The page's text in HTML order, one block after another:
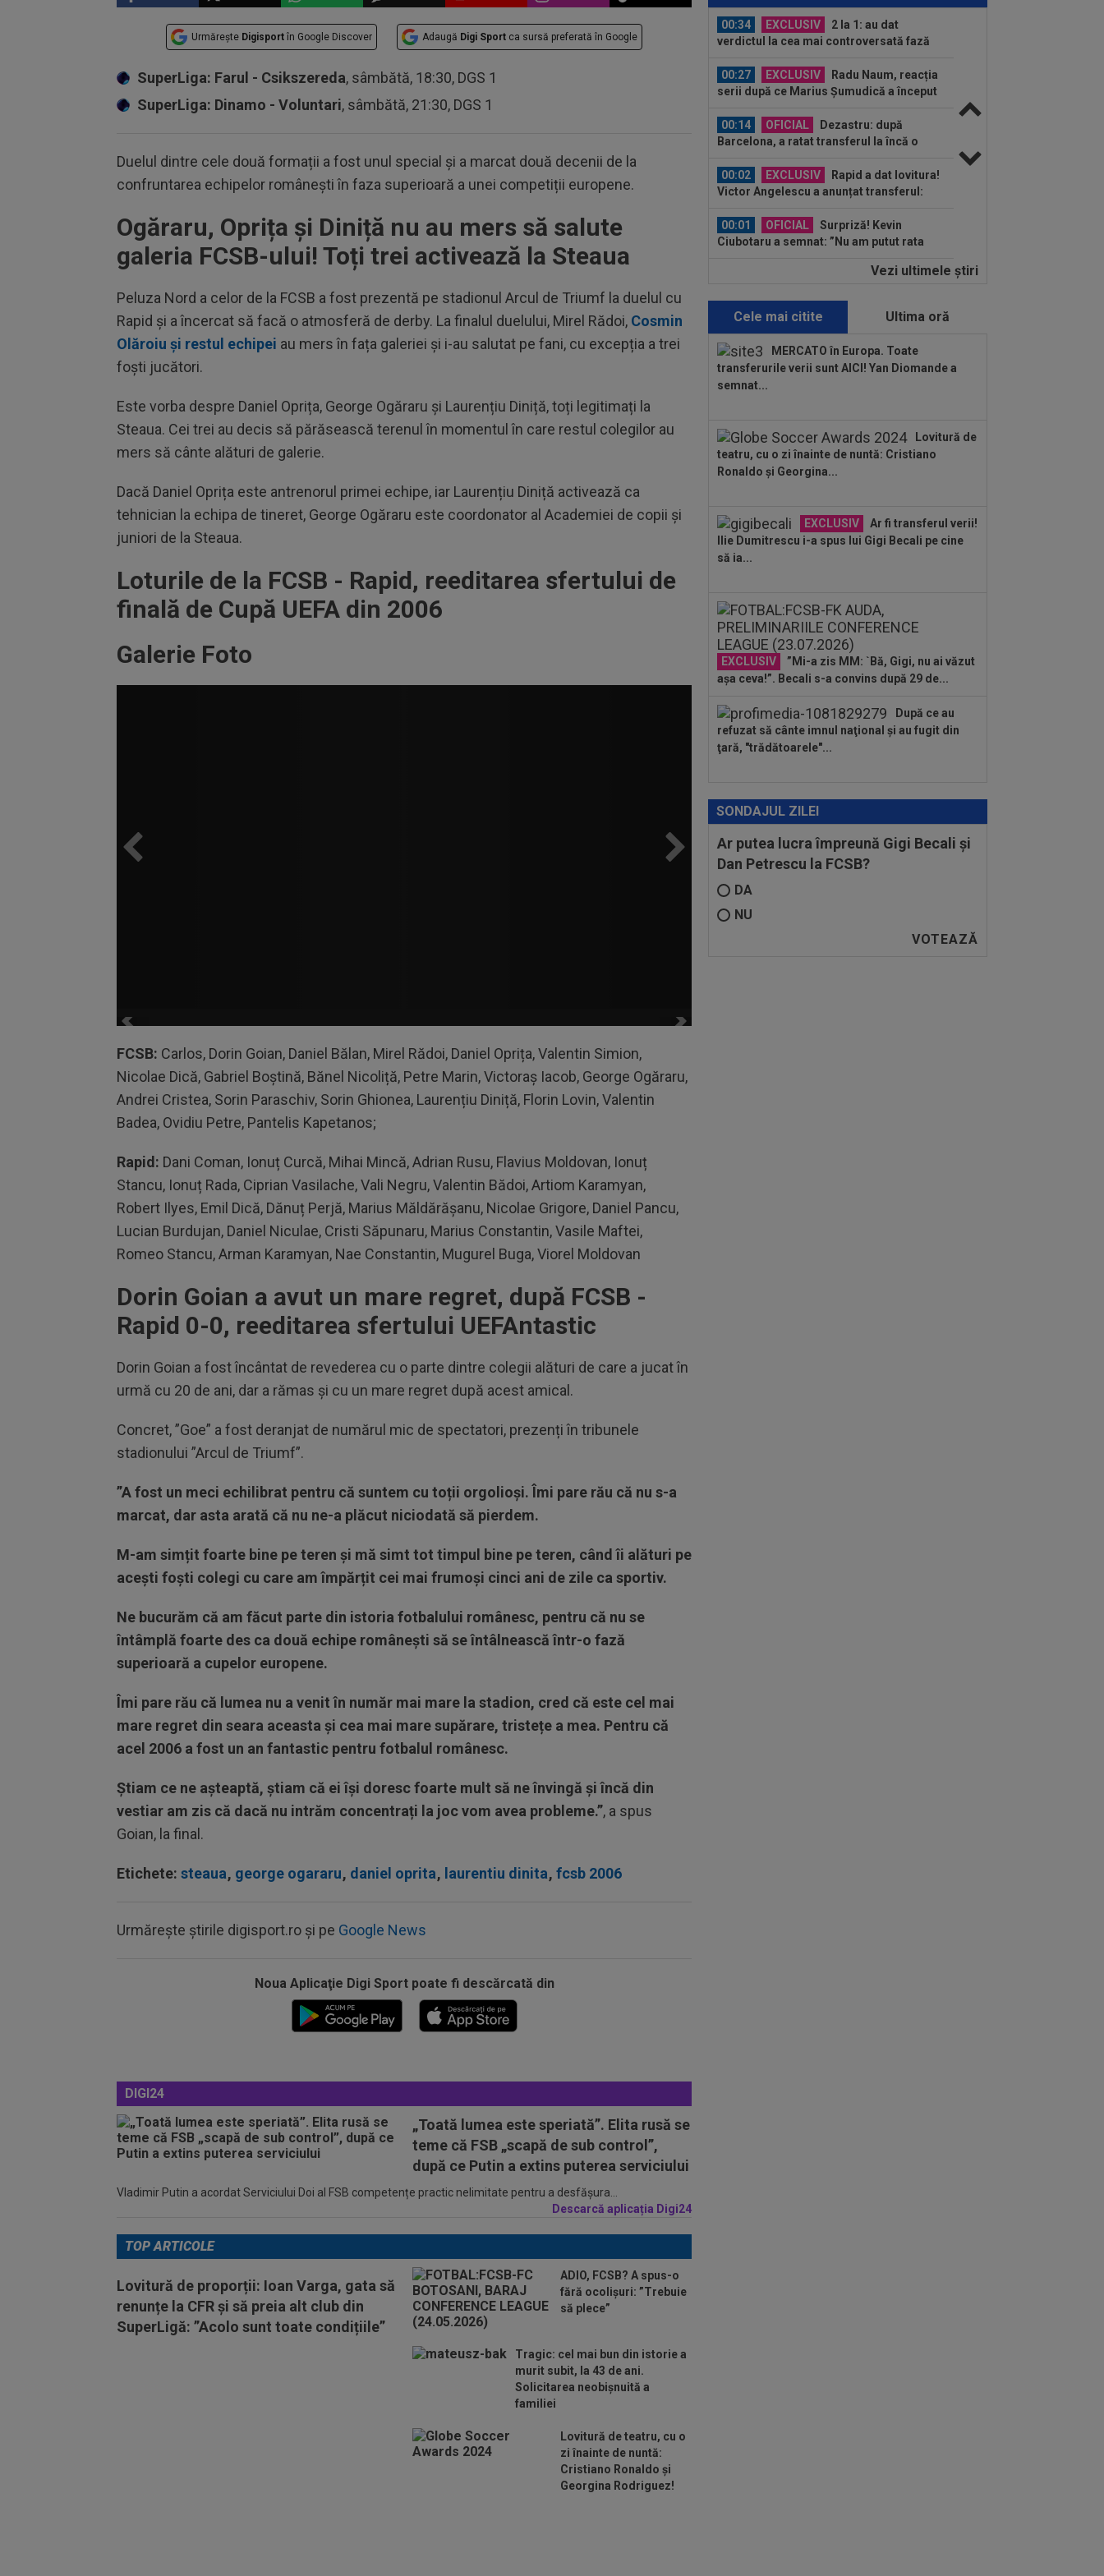
Urmărește Digisport în Google Discover Adaugă Digi Sport ca sursă preferată în Google
SuperLiga: Farul - Csikszereda, sâmbătă, 18:30, DGS 1
SuperLiga: Dinamo - Voluntari, sâmbătă, 21:30, DGS 1
Duelul dintre cele două formații a fost unul special și a marcat două decenii de la
confruntarea echipelor românești în faza superioară a unei competiții europene.
Ogăraru, Oprița și Diniță nu au mers să salute
galeria FCSB-ului! Toți trei activează la Steaua
Peluza Nord a celor de la FCSB a fost prezentă pe stadionul Arcul de Triumf la duelul cu
Rapid și a încercat să facă o atmosferă de derby. La finalul duelului, Mirel Rădoi, Cosmin
Olăroiu și restul echipei au mers în fața galeriei și i-au salutat pe fani, cu excepția a trei
foști jucători.
Este vorba despre Daniel Oprița, George Ogăraru și Laurențiu Diniță, toți legitimați la
Steaua. Cei trei au decis să părăsească terenul în momentul în care restul colegilor au
mers să cânte alături de galerie.
Dacă Daniel Oprița este antrenorul primei echipe, iar Laurențiu Diniță activează ca
tehnician la echipa de tineret, George Ogăraru este coordonator al Academiei de copii și
juniori de la Steaua.
Loturile de la FCSB - Rapid, reeditarea sfertului de
finală de Cupă UEFA din 2006
Galerie Foto
FCSB: Carlos, Dorin Goian, Daniel Bălan, Mirel Rădoi, Daniel Oprița, Valentin Simion,
Nicolae Dică, Gabriel Boștină, Bănel Nicoliță, Petre Marin, Victoraș Iacob, George Ogăraru,
Andrei Cristea, Sorin Paraschiv, Sorin Ghionea, Laurențiu Diniță, Florin Lovin, Valentin
Badea, Ovidiu Petre, Pantelis Kapetanos;
Rapid: Dani Coman, Ionuț Curcă, Mihai Mincă, Adrian Rusu, Flavius Moldovan, Ionuț
Stancu, Ionuț Rada, Ciprian Vasilache, Vali Negru, Valentin Bădoi, Artiom Karamyan,
Robert Ilyes, Emil Dică, Dănuț Perjă, Marius Măldărășanu, Nicolae Grigore, Daniel Pancu,
Lucian Burdujan, Daniel Niculae, Cristi Săpunaru, Marius Constantin, Vasile Maftei,
Romeo Stancu, Arman Karamyan, Nae Constantin, Mugurel Buga, Viorel Moldovan
Dorin Goian a avut un mare regret, după FCSB -
Rapid 0-0, reeditarea sfertului UEFAntastic
Dorin Goian a fost încântat de revederea cu o parte dintre colegii alături de care a jucat în
urmă cu 20 de ani, dar a rămas și cu un mare regret după acest amical.
Concret, ”Goe” a fost deranjat de numărul mic de spectatori, prezenți în tribunele
stadionului ”Arcul de Triumf”.
”A fost un meci echilibrat pentru că suntem cu toții orgolioși. Îmi pare rău că nu s-a
marcat, dar asta arată că nu ne-a plăcut niciodată să pierdem.
M-am simțit foarte bine pe teren și mă simt tot timpul bine pe teren, când îi alături pe
acești foști colegi cu care am împărțit cei mai frumoși cinci ani de zile ca sportiv.
Ne bucurăm că am făcut parte din istoria fotbalului românesc, pentru că nu se
întâmplă foarte des ca două echipe românești să se întâlnească într-o fază
superioară a cupelor europene.
Îmi pare rău că lumea nu a venit în număr mai mare la stadion, cred că este cel mai
mare regret din seara aceasta și cea mai mare supărare, tristețe a mea. Pentru că
acel 2006 a fost un an fantastic pentru fotbalul românesc.
Știam ce ne așteaptă, știam că ei își doresc foarte mult să ne învingă și încă din
vestiar am zis că dacă nu intrăm concentrați la joc vom avea probleme.”, a spus
Goian, la final.
Etichete: steaua, george ogararu, daniel oprita, laurentiu dinita, fcsb 2006
Urmărește știrile digisport.ro și pe Google News
Noua Aplicaţie Digi Sport poate fi descărcată din
DIGI24
„Toată lumea este speriată”. Elita rusă se
teme că FSB „scapă de sub control”,
după ce Putin a extins puterea serviciului
Vladimir Putin a acordat Serviciului Doi al FSB competențe practic nelimitate pentru a desfășura...
Descarcă aplicația Digi24
eu lui Gigi unul bun”
00:34
EXCLUSIV
2 la 1: au dat
verdictul la cea mai controversată fază
00:27
EXCLUSIV
Radu Naum, reacția
serii după ce Marius Șumudică a început
00:14
OFICIAL
Dezastru: după
Barcelona, a ratat transferul la încă o
00:02
EXCLUSIV
Rapid a dat lovitura!
Victor Angelescu a anunțat transferul:
00:01
OFICIAL
Surpriză! Kevin
Ciubotaru a semnat: ”Nu am putut rata
Rușii îl provoacă pe David
23:54
L-a ”vrăjit” pe Pancu în 45 de
minute: ”N-ai cum să dai greș cu așa
ceva” +...
23:39
Alex Dobre a vorbit despre
plecarea de la Rapid, după 0-0 cu UTA:
”explodat”, după UTA - Rapid: ”Mamă,
aoleu! Puțin respect nu...
00:41
EXCLUSIV
Atacant pentru
00:34
EXCLUSIV
2 la 1: au dat
verdictul la cea mai controversată fază
din UTA - Rapid...
negocierile cu CFR...
00:14
OFICIAL
Dezastru: după
Barcelona, a ratat transferul la încă o
echipă de UCL! Picat la...
Vezi ultimele ştiri
Cele mai citite Ultima oră
MERCATO în Europa. Toate
transferurile verii sunt AICI! Yan Diomande a
semnat...
Lovitură de
teatru, cu o zi înainte de nuntă: Cristiano
Ronaldo și Georgina...
EXCLUSIV
Ar fi transferul verii!
Ilie Dumitrescu i-a spus lui Gigi Becali pe cine
să ia...
EXCLUSIV
”Mi-a zis MM: `Bă, Gigi, nu ai văzut
așa ceva!”. Becali s-a convins după 29 de...
După ce au
refuzat să cânte imnul naţional şi au fugit din
ţară, "trădătoarele"...
SONDAJUL ZILEI
Ar putea lucra împreună Gigi Becali și
Dan Petrescu la FCSB?
DA
NU
TOP ARTICOLE
Lovitură de proporții: Ioan Varga, gata să
renunțe la CFR și să preia alt club din
SuperLigă: ”Acolo sunt toate condițiile”
ADIO, FCSB? A spus-o
fără ocolișuri: ”Trebuie
să plece”
Tragic: cel mai bun din istorie a
murit subit, la 43 de ani.
Solicitarea neobișnuită a
familiei
Lovitură de teatru, cu o
zi înainte de nuntă:
Cristiano Ronaldo și
Georgina Rodriguez!